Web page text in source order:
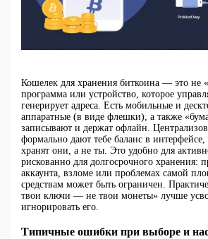
Кошелек для хранения биткоина — это не
программа или устройство, которое
генерирует адреса. Есть мобильные и
аппаратные (в виде флешки), а также
записывают и держат офлайн.
формально дают тебе баланс в
хранят они, а не ты. Это удобно для
рискованно для долгосрочного хранения:
аккаунта, взломе или проблемах самой
средствам может быть ограничен.
твои ключи — не твои монеты» лучше
игнорировать его.
Типичные ошибки при выборе и